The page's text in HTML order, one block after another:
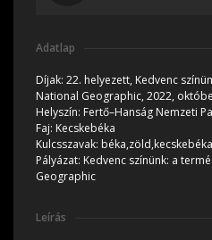
Adatlap
Díjak: 22. helyezett, Kedvenc
National Geographic, 2022,
Helyszín: Fertő–Hanság Nemzeti
Faj: Kecskebéka
Kulcsszavak: béka,zöld,kecskebéka
Pályázat: Kedvenc színünk: a
Geographic
Leírás